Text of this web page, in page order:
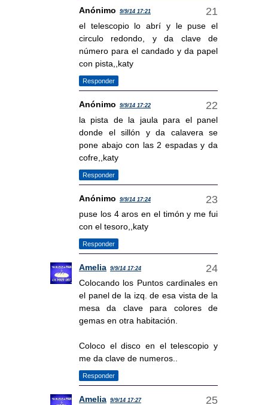
Anónimo 9/9/14 17:21
el telescopio lo abrí y le puse el
circulo redondo, y da clave de
número para el candado y da papel
con pista,,katy
Responder
Anónimo 9/9/14 17:22
la pista de la jaula para el panel
donde el sillón y da calavera se
pone abajo con las 2 espadas y da
cofre,,katy
Responder
Anónimo 9/9/14 17:24
puse los 4 aros en el timón y me fui
con el tesoro,,katy
Responder
Amelia 9/9/14 17:24
Colocando los Puntos cardinales en
el panel de la izq. de esa vista de la
mesa da clave para colores de
gemas en otra habitación.
Coloco el disco en el telescopio y
me da clave de numeros..
Responder
Amelia 9/9/14 17:27